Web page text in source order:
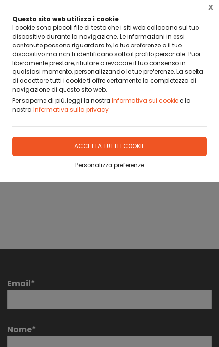
Questo sito web utilizza i cookie
I cookie sono piccoli file di testo che i siti web collocano sul tuo
dispositivo durante la navigazione. Le informazioni in essi
contenute possono riguardare te, le tue preferenze o il tuo
dispositivo ma non ti identificano sotto il profilo personale. Puoi
liberamente prestare, rifiutare o revocare il tuo consenso in
qualsiasi momento, personalizzando le tue preferenze. La scelta
di accettare tutti i cookie ti offre certamente la completezza di
navigazione di questo sito web.
Per saperne di più, leggi la nostra Informativa sui cookiee la
nostra Informativa sulla privacy
ACCETTA TUTTI I COOKIE
Personalizza preferenze
X
Telefono fisso:0923/985329
Responsabile:328/8630249
Email:officinagrado@tiscali.it
Email*
Nome*